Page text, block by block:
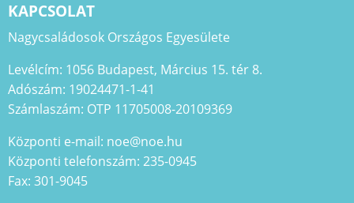
KAPCSOLAT
Nagycsaládosok Országos Egyesülete
Levélcím: 1056 Budapest, Március 15. tér 8.
Adószám: 19024471-1-41
Számlaszám: OTP 11705008-20109369
Központi e-mail: noe@noe.hu
Központi telefonszám: 235-0945
Fax: 301-9045